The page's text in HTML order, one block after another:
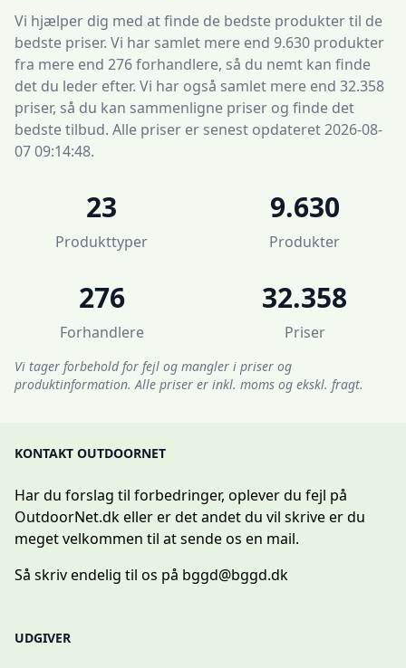
Vi hjælper dig med at finde de bedste produkter til de
bedste priser. Vi har samlet mere end 9.630 produkter
fra mere end 276 forhandlere, så du nemt kan finde
det du leder efter. Vi har også samlet mere end 32.358
priser, så du kan sammenligne priser og finde det
bedste tilbud. Alle priser er senest opdateret 2026-08-
07 09:14:48.
23
Produkttyper
9.630
Produkter
276
Forhandlere
32.358
Priser
Vi tager forbehold for fejl og mangler i priser og
produktinformation. Alle priser er inkl. moms og ekskl. fragt.
KONTAKT OUTDOORNET
Har du forslag til forbedringer, oplever du fejl på
OutdoorNet.dk eller er det andet du vil skrive er du
meget velkommen til at sende os en mail.
Så skriv endelig til os på bggd@bggd.dk
UDGIVER